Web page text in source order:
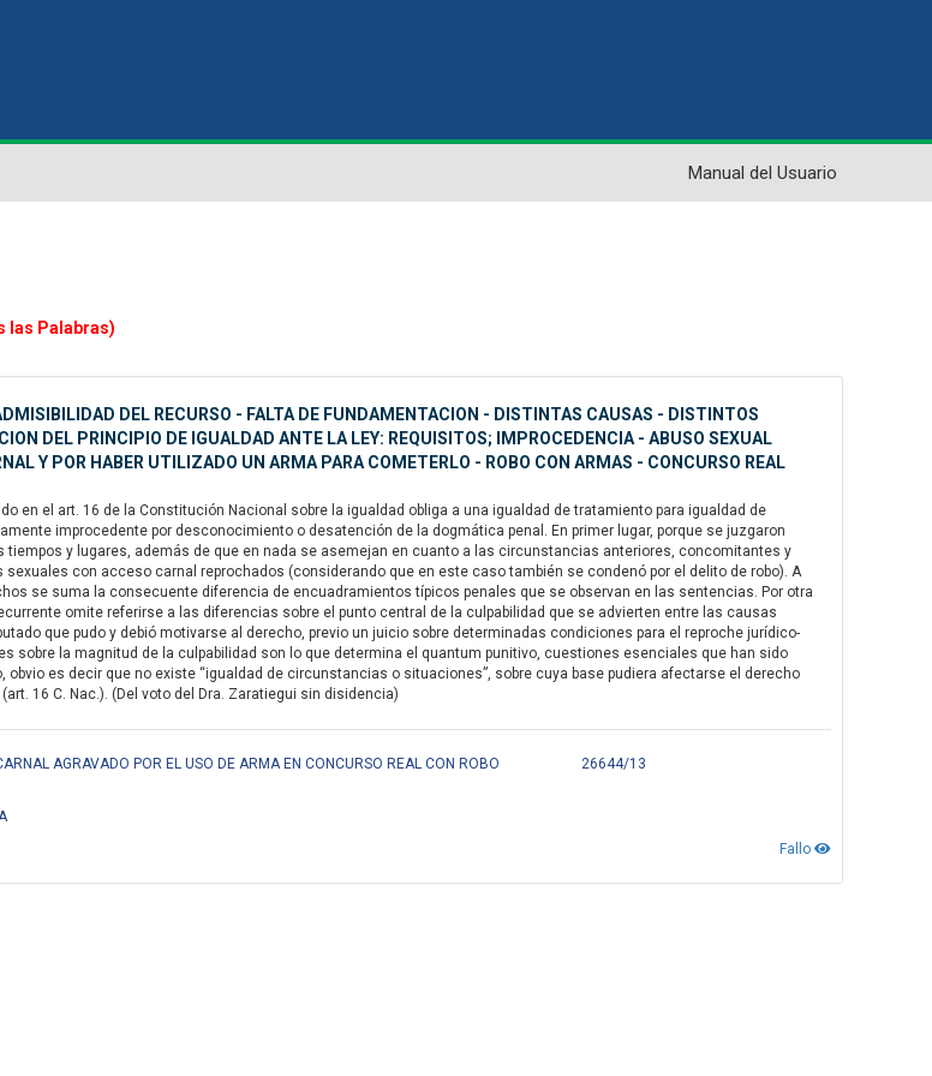
Manual del Usuario
las Palabras)
DEL RECURSO - FALTA DE FUNDAMENTACION - DISTINTAS CAUSAS - DISTINTOS
DEL PRINCIPIO DE IGUALDAD ANTE LA LEY: REQUISITOS; IMPROCEDENCIA - ABUSO SEXUAL
Y POR HABER UTILIZADO UN ARMA PARA COMETERLO - ROBO CON ARMAS - CONCURSO REAL
en el art. 16 de la Constitución Nacional sobre la igualdad obliga a una igualdad de tratamiento para igualdad de
improcedente por desconocimiento o desatención de la dogmática penal. En primer lugar, porque se juzgaron
y lugares, además de que en nada se asemejan en cuanto a las circunstancias anteriores, concomitantes y
con acceso carnal reprochados (considerando que en este caso también se condenó por el delito de robo). A
se suma la consecuente diferencia de encuadramientos típicos penales que se observan en las sentencias. Por otra
omite referirse a las diferencias sobre el punto central de la culpabilidad que se advierten entre las causas
que pudo y debió motivarse al derecho, previo un juicio sobre determinadas condiciones para el reproche jurídico-
sobre la magnitud de la culpabilidad son lo que determina el quantum punitivo, cuestiones esenciales que han sido
obvio es decir que no existe “igualdad de circunstancias o situaciones”, sobre cuya base pudiera afectarse el derecho
16 C. Nac.). (Del voto del Dra. Zaratiegui sin disidencia)
AGRAVADO POR EL USO DE ARMA EN CONCURSO REAL CON ROBO
26644/13
Fallo